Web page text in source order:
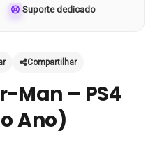
Suporte dedicado
Compartilhar
Man – PS4
Ano)